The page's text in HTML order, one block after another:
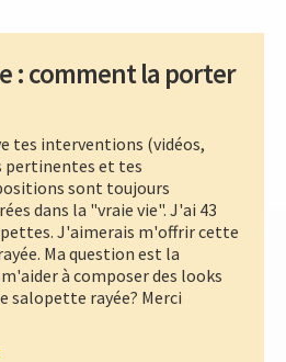
: comment la porter
tes interventions (vidéos,
pertinentes et tes
sont toujours
dans la "vraie vie". J'ai 43
J'aimerais m'offrir cette
Ma question est la
à composer des looks
salopette rayée? Merci